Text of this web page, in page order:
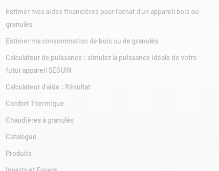
Estimer mes aides financières pour l'achat d'un appareil bois ou
granulés
Estimer ma consommation de bois ou de granulés
Calculateur de puissance : simulez la puissance idéale de votre
futur appareil SEGUIN
Calculateur d'aide : Résultat
Confort Thermique
Chaudières à granulés
Catalogue
Produits